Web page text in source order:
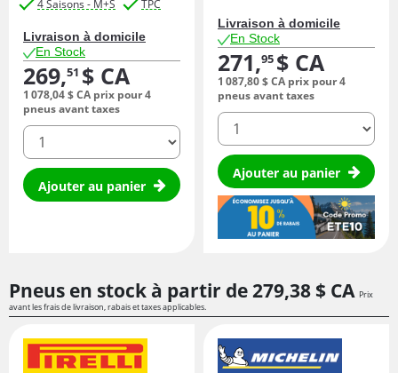
4 Saisons - M+S
TPC
Livraison à domicile
En Stock
269,51 $ CA
1 078,04$ CA prix pour 4
pneus avant taxes
quantité
Ajouter au panier
Livraison à domicile
En Stock
271,95 $ CA
1 087,80$ CA prix pour 4
pneus avant taxes
quantité
Ajouter au panier
Pneus en stock à partir de279,38 $ CA Prix
avant les frais de livraison, rabais et taxes applicables.